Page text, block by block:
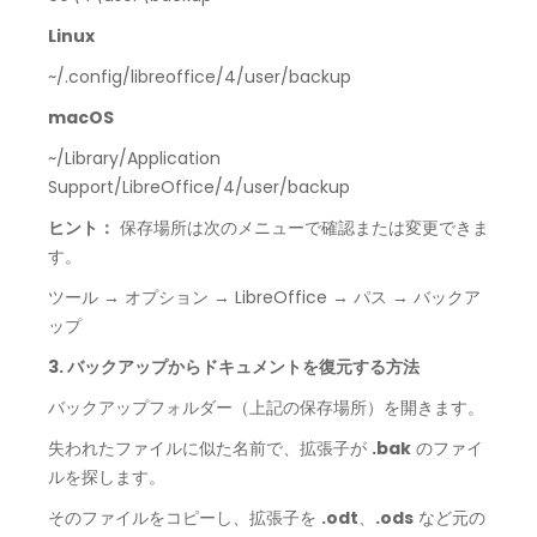
Linux
~/.config/libreoffice/4/user/backup
macOS
~/Library/Application
Support/LibreOffice/4/user/backup
ヒント： 保存場所は次のメニューで確認または変更できま
す。
ツール → オプション → LibreOffice → パス → バックア
ップ
3. バックアップからドキュメントを復元する方法
バックアップフォルダー（上記の保存場所）を開きます。
失われたファイルに似た名前で、拡張子が .bak のファイ
ルを探します。
そのファイルをコピーし、拡張子を .odt、 .ods など元の